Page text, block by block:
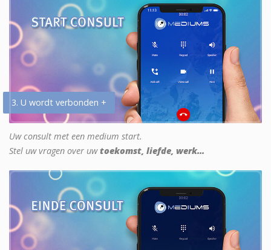
3. U wordt verbonden +
Uw consult met een medium start.
Stel uw vragen over uwtoekomst, liefde, werk...